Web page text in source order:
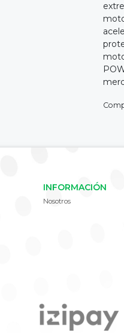
INFORMACIÓN
Nosotros